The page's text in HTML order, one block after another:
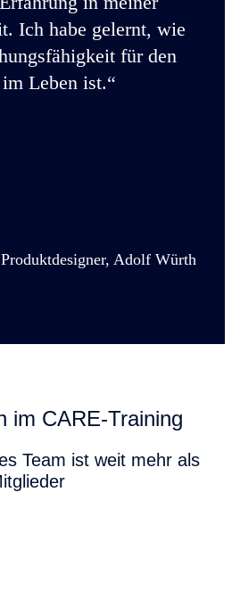
Ich habe gelernt, wie
für den
Leben ist.“
Adolf Würth
im CARE-Training
Team ist weit mehr als